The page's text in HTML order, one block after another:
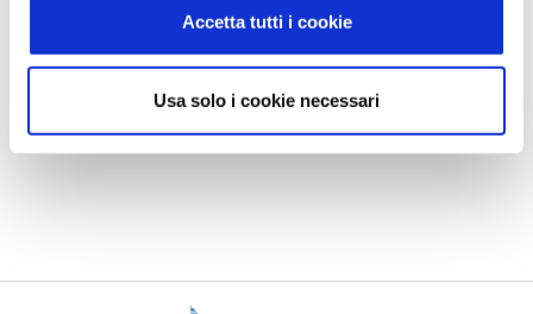
Accetta tutti i cookie
Usa solo i cookie necessari
Attenzione! I posti sono limitati.
Riceverai per email le indicazioni per accedere alla
piattaforma Webinar Zucchetti.